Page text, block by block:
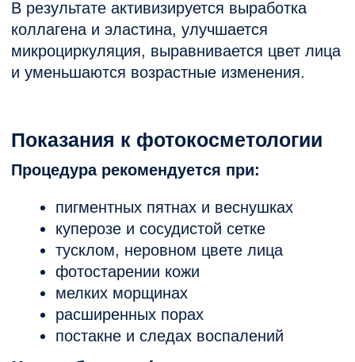
безоперационное омоложение лица
отсутствие реабилитационного
Преимущества
фотокосметологии
Во время процедуры импульсный свет
разрушается пигмент (осветляются
уменьшаются сосудистые проявления
активируется выработка коллагена
Это позволяет добиться комплексного
омоложения кожи без инъекций и
хирургического вмешательства.
Как работает фотоомоложение
мелких морщинах
постакне и следах воспалений